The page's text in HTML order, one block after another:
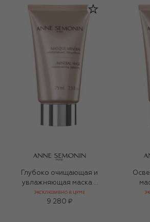
Глубоко очищающая и
увлажняющая маска с
минералами (75ml)
ЭКСКЛЮЗИВНО В ЦУМЕ
9 280 ₽